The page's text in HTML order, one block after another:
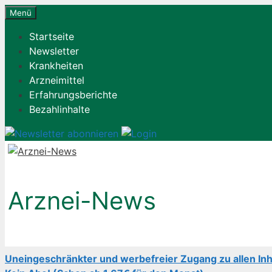
Zum
springen
Menü
Startseite
Newsletter
Krankheiten
Arzneimittel
Erfahrungsberichte
Bezahlinhalte
Arznei-News
Uneingeschränkter und werbefreier Zugang zu allen